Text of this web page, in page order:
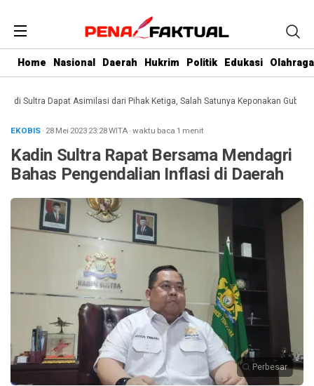
Home Nasional Daerah Hukrim Politik Edukasi Olahraga
Dapat Asimilasi dari Pihak Ketiga, Salah Satunya Keponakan Gubernur
EKOBIS· 28 Mei 202323:28WITA·waktu baca 1 menit
Kadin Sultra Rapat Bersama Mendagri
Bahas Pengendalian Inflasi di Daerah
Perbesar